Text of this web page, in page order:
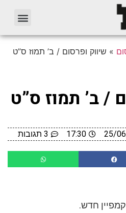
» שיווק ופרסום / ב’ תמוז ס”ט
/ ב’ תמוז ס”ט
25/
17:30 3 תגובות
חדש.